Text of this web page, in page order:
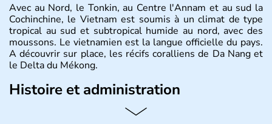
Avec au Nord, le Tonkin, au Centre l'Annam et au sud la
Cochinchine, le Vietnam est soumis à un climat de type
tropical au sud et subtropical humide au nord, avec des
moussons. Le vietnamien est la langue officielle du pays.
A découvrir sur place, les récifs coralliens de Da Nang et
le Delta du Mékong.
Histoire et administration
Pays d'Asie du Sud-Est situé sur l'est de la péninsule